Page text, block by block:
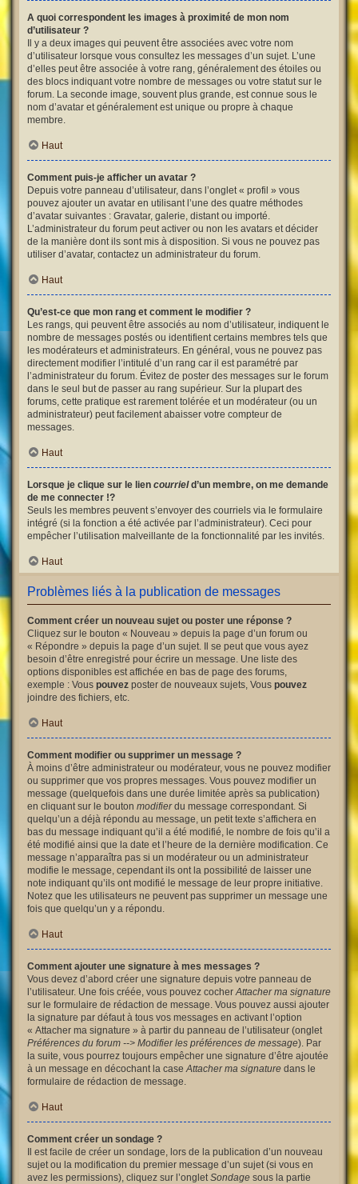
A quoi correspondent les images à proximité de mon nom
d’utilisateur ?
Il y a deux images qui peuvent être associées avec votre nom
d’utilisateur lorsque vous consultez les messages d’un sujet. L’une
d’elles peut être associée à votre rang, généralement des étoiles ou
des blocs indiquant votre nombre de messages ou votre statut sur le
forum. La seconde image, souvent plus grande, est connue sous le
nom d’avatar et généralement est unique ou propre à chaque
membre.
Haut
Comment puis-je afficher un avatar ?
Depuis votre panneau d’utilisateur, dans l’onglet « profil » vous
pouvez ajouter un avatar en utilisant l’une des quatre méthodes
d’avatar suivantes : Gravatar, galerie, distant ou importé.
L’administrateur du forum peut activer ou non les avatars et décider
de la manière dont ils sont mis à disposition. Si vous ne pouvez pas
utiliser d’avatar, contactez un administrateur du forum.
Haut
Qu’est-ce que mon rang et comment le modifier ?
Les rangs, qui peuvent être associés au nom d’utilisateur, indiquent le
nombre de messages postés ou identifient certains membres tels que
les modérateurs et administrateurs. En général, vous ne pouvez pas
directement modifier l’intitulé d’un rang car il est paramétré par
l’administrateur du forum. Évitez de poster des messages sur le forum
dans le seul but de passer au rang supérieur. Sur la plupart des
forums, cette pratique est rarement tolérée et un modérateur (ou un
administrateur) peut facilement abaisser votre compteur de
messages.
Haut
Lorsque je clique sur le lien courrield’un membre, on me demande
de me connecter !?
Seuls les membres peuvent s’envoyer des courriels via le formulaire
intégré (si la fonction a été activée par l’administrateur). Ceci pour
empêcher l’utilisation malveillante de la fonctionnalité par les invités.
Haut
Problèmes liés à la publication de messages
Comment créer un nouveau sujet ou poster une réponse ?
Cliquez sur le bouton « Nouveau » depuis la page d’un forum ou
« Répondre » depuis la page d’un sujet. Il se peut que vous ayez
besoin d’être enregistré pour écrire un message. Une liste des
options disponibles est affichée en bas de page des forums,
exemple : Vous pouvez poster de nouveaux sujets, Vous pouvez
joindre des fichiers, etc.
Haut
Comment modifier ou supprimer un message ?
À moins d’être administrateur ou modérateur, vous ne pouvez modifier
ou supprimer que vos propres messages. Vous pouvez modifier un
message (quelquefois dans une durée limitée après sa publication)
en cliquant sur le bouton modifierdu message correspondant. Si
quelqu’un a déjà répondu au message, un petit texte s’affichera en
bas du message indiquant qu’il a été modifié, le nombre de fois qu’il a
été modifié ainsi que la date et l’heure de la dernière modification. Ce
message n’apparaîtra pas si un modérateur ou un administrateur
modifie le message, cependant ils ont la possibilité de laisser une
note indiquant qu’ils ont modifié le message de leur propre initiative.
Notez que les utilisateurs ne peuvent pas supprimer un message une
fois que quelqu’un y a répondu.
Haut
Comment ajouter une signature à mes messages ?
Vous devez d’abord créer une signature depuis votre panneau de
l’utilisateur. Une fois créée, vous pouvez cocherAttacher ma signature
sur le formulaire de rédaction de message. Vous pouvez aussi ajouter
la signature par défaut à tous vos messages en activant l’option
« Attacher ma signature » à partir du panneau de l’utilisateur (onglet
Préférences du forum --> Modifier les préférences de message). Par
la suite, vous pourrez toujours empêcher une signature d’être ajoutée
à un message en décochant la caseAttacher ma signature dans le
formulaire de rédaction de message.
Haut
Comment créer un sondage ?
Il est facile de créer un sondage, lors de la publication d’un nouveau
sujet ou la modification du premier message d’un sujet (si vous en
avez les permissions), cliquez sur l’ongletSondage sous la partie